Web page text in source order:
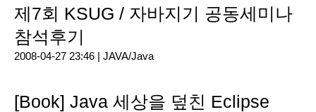
제7회 KSUG / 자바지기 공동세미나
참석후기
2008-04-27 23:46 | JAVA/Java
[Book] Java 세상을 덮친 Eclipse